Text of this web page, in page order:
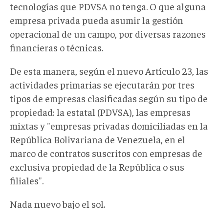
tecnologías que PDVSA no tenga. O que alguna
empresa privada pueda asumir la gestión
operacional de un campo, por diversas razones
financieras o técnicas.
De esta manera, según el nuevo Artículo 23, las
actividades primarias se ejecutarán por tres
tipos de empresas clasificadas según su tipo de
propiedad: la estatal (PDVSA), las empresas
mixtas y "empresas privadas domiciliadas en la
República Bolivariana de Venezuela, en el
marco de contratos suscritos con empresas de
exclusiva propiedad de la República o sus
filiales".
Nada nuevo bajo el sol.